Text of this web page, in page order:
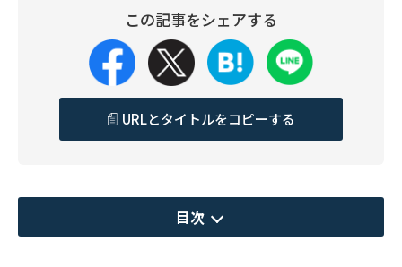
この記事をシェアする
URLとタイトルをコピーする
目次